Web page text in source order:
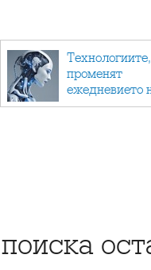
променят
ежедневието
иновации,